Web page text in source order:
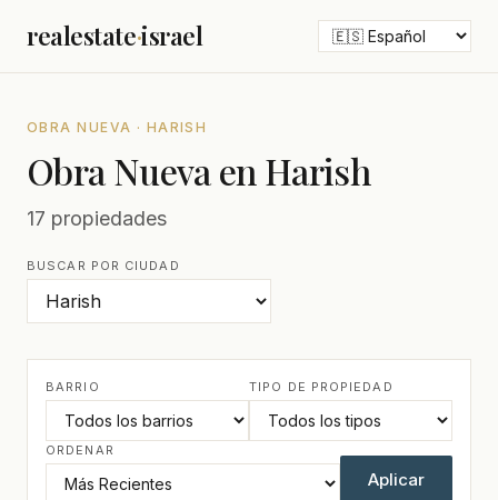
realestate·israel
OBRA NUEVA · HARISH
Obra Nueva en Harish
17 propiedades
BUSCAR POR CIUDAD
BARRIO TIPO DE PROPIEDAD
ORDENAR
Aplicar